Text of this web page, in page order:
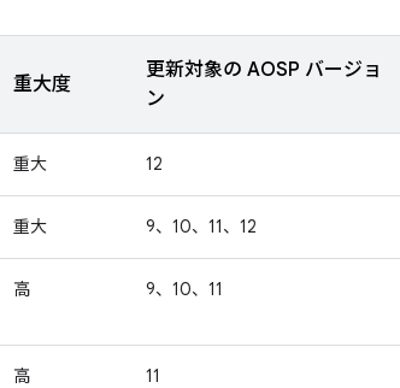
重大度
更新対象の AOSP バージョ
ン
重大 12
重大 9、10、11、12
高 9、10、11
高 11